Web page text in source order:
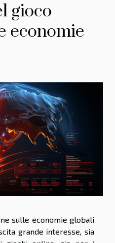
gioco
economie
sulle economie globali
grande interesse, sia